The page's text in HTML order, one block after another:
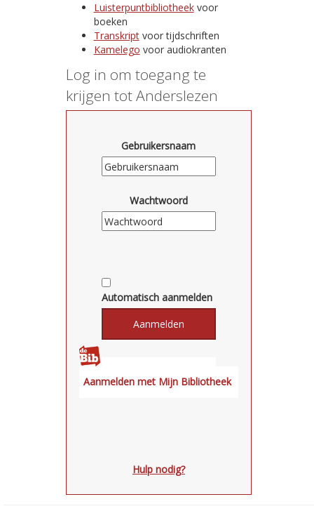
Luisterpuntbibliotheekvoor
boeken
Transkriptvoor tijdschriften
Kamelego voor audiokranten
Log in om toegang te
krijgen tot Anderslezen
Gebruikersnaam
Wachtwoord
Automatisch aanmelden
Hulp nodig?